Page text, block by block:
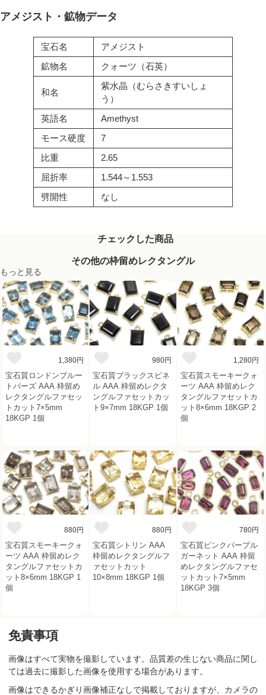
アメジスト・鉱物データ
宝石名
アメジスト
鉱物名
クォーツ（石英）
和名
紫水晶（むらさきすいしょ
う）
英語名
Amethyst
モース硬度
7
比重
2.65
屈折率
1.544～1.553
劈開性
なし
チェックした商品
その他の枠留めレクタングル
もっと見る
1,380円
宝石質ロンドンブルー
トパーズ AAA 枠留め
レクタングルファセッ
トカット7×5mm
18KGP 1個
980円
宝石質ブラックスピネ
ル AAA 枠留めレクタ
ングルファセットカッ
ト9×7mm 18KGP 1個
1,280円
宝石質スモーキークォ
ーツ AAA 枠留めレク
タングルファセットカ
ット8×6mm 18KGP 2
個
880円
宝石質スモーキークォ
ーツ AAA 枠留めレク
タングルファセットカ
ット8×6mm 18KGP 1
個
880円
宝石質シトリン AAA
枠留めレクタングルフ
ァセットカット
10×8mm 18KGP 1個
780円
宝石質ピンクパープル
ガーネット AAA 枠留
めレクタングルファセ
ットカット7×5mm
18KGP 3個
免責事項
画像はすべて実物を撮影しています。品質差の生じない商品に関し
ては過去に撮影した画像を使用する場合があります。
画像はできるかぎり画像補正なしで掲載しておりますが、カメラの